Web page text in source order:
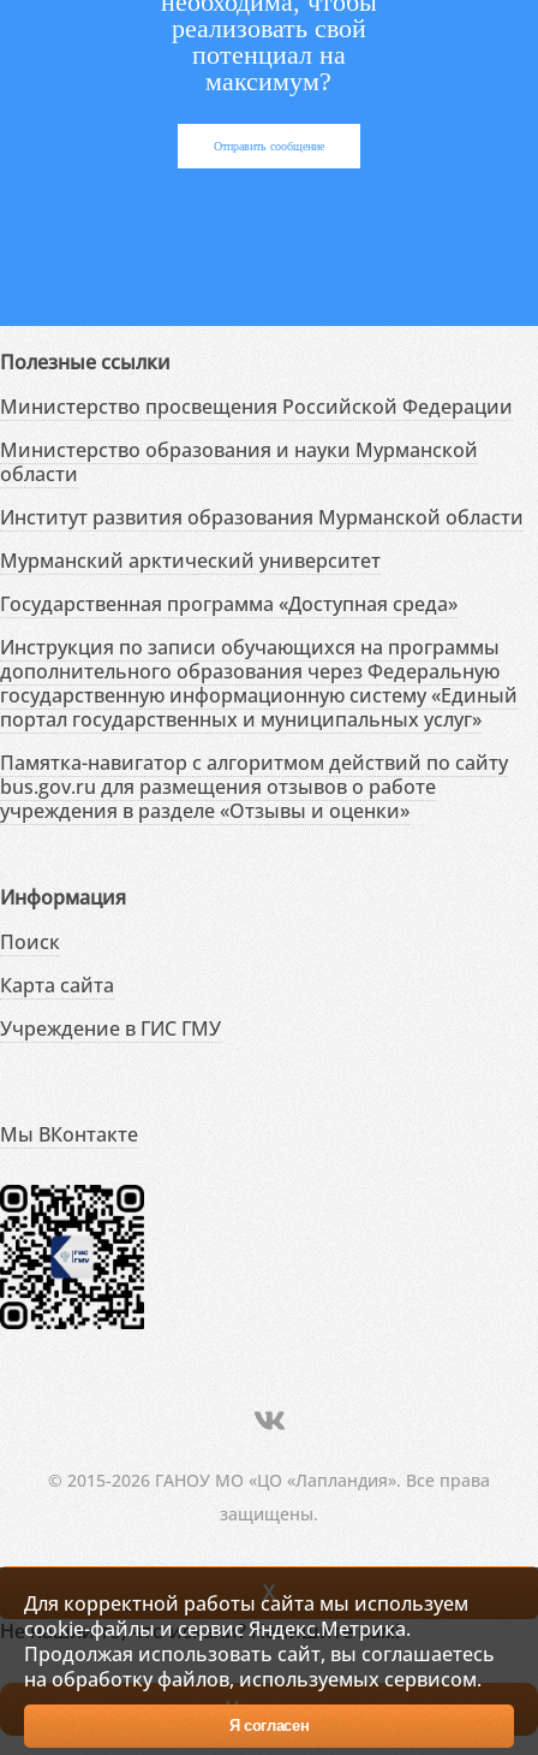
реализовать свой
потенциал на
максимум?
Отправить сообщение
Полезные ссылки
Министерство просвещения Российской Федерации
Министерство образования и науки Мурманской
области
Институт развития образования Мурманской области
Мурманский арктический университет
Государственная программа «Доступная среда»
Инструкция по записи обучающихся на программы
дополнительного образования через Федеральную
государственную информационную систему «Единый
портал государственных и муниципальных услуг»
Памятка-навигатор с алгоритмом действий по сайту
bus.gov.ru для размещения отзывов о работе
учреждения в разделе «Отзывы и оценки»
Информация
Поиск
Карта сайта
Учреждение в ГИС ГМУ
Мы ВКонтакте
© 2015-2026 ГАНОУ МО «ЦО «Лапландия». Все права
защищены.
Для корректной работы сайта мы используем
cookie-файлы и сервис Яндекс.Метрика.
Продолжая использовать сайт, вы соглашаетесь
на обработку файлов, используемых сервисом.
Я согласен
X
Не нашли то, что искали? Напишите нам!
Написать